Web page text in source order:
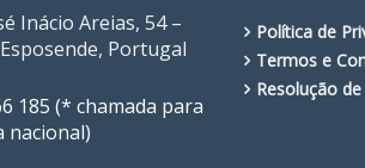
Inácio Areias, 54 –
Portugal
185 (* chamada para
nacional)
Política de
Termos e
Resolução